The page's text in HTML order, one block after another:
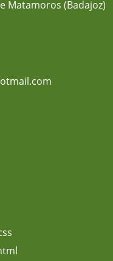
Matamoros (Badajoz)